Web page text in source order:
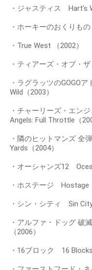
・ジャスティス Hart’s
・ホーキーのおくりも
・True West （2002）
・ティアーズ・オブ・
・ラグラッツのGOGO
Wild（2003）
・チャーリーズ・エン
Angels: Full Throttle（
・隣のヒットマンズ 全
Yards（2004）
・オーシャンズ12
・ホステージ Hostage
・シン・シティ Sin City
・アルファ・ドッグ 破
（2006）
・16ブロック 16 Blocks